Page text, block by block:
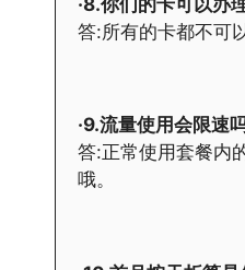
答:所有的卡都不可
·9.流量使用会限速
答:正常使用套餐内
哦。